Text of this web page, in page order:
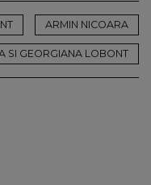
ARMIN NICOARA
SI GEORGIANA LOBONT